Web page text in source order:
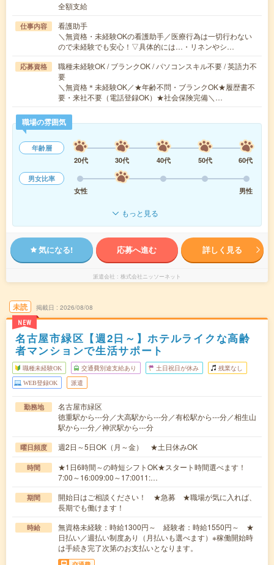
全額支給
仕事内容
看護助手
＼無資格・未経験OKの看護助手／医療行為は一切行わない
ので未経験でも安心！▽具体的には…・リネンやシ…
応募資格
職種未経験OK / ブランクOK / パソコンスキル不要 / 英語力不
要
＼無資格＊未経験OK／★年齢不問・ブランクOK★履歴書不
要・来社不要（電話登録OK）★社会保険完備＼…
職場の雰囲気
年齢層
20代
30代 40代 50代
60代
男女比率
女性
男性
もっと見る
気になる! 応募へ進む 詳しく見る
派遣会社 株式会社ニッソーネット
未読
NEW
掲載日 2026/08/08
名古屋市緑区【週2日～】ホテルライクな高齢
者マンションで生活サポート
職種未経験OK 交通費別途支給あり 土日祝日が休み 残業なし
WEB登録OK 派遣
勤務地
名古屋市緑区
徳重駅から---分／大高駅から---分／有松駅から---分／相生山
駅から---分／神沢駅から---分
曜日頻度 週2日～5日OK（月～金） ★土日休みOK
時間
★1日6時間～の時短シフトOK★スタート時間選べます！
7:00～16:009:00～17:0011:…
期間
開始日はご相談ください！ ★急募 ★職場が気に入れば、
長期でも働けます！
時給
無資格未経験：時給1300円～ 経験者：時給1550円～ ★
日払い／週払い制度あり（月払いも選べます）※稼働開始時
は手続き完了次第のお支払いとなります。